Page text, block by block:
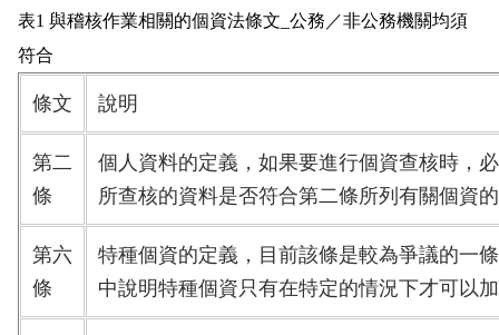
表1 與稽核作業相關的個資法條文_公務／非公務機關均須
符合
條文 說明
第二
條
個人資料的定義，如果要進行個資查核時，
所查核的資料是否符合第二條所列有關個資
第六
條
特種個資的定義，目前該條是較為爭議的一
中說明特種個資只有在特定的情況下才可以